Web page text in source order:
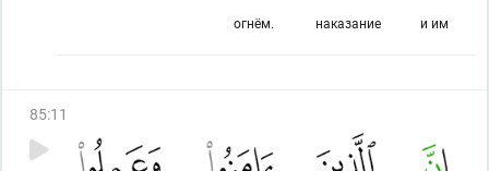
и им
наказание
огнём.
85:11